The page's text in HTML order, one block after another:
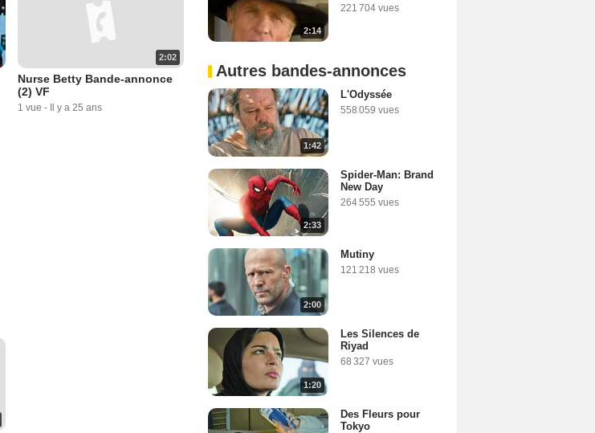
2:02
Nurse Betty Bande-annonce
(2) VF
1 vue - Il y a 25 ans
2:14
221 704 vues
Autres bandes-annonces
1:42
L'Odyssée
558 059 vues
2:33
Spider-Man: Brand
New Day
264 555 vues
2:00
Mutiny
121 218 vues
1:20
Les Silences de
Riyad
68 327 vues
Des Fleurs pour
Tokyo